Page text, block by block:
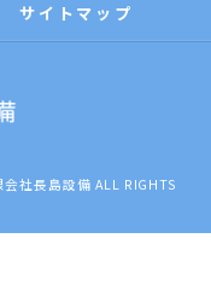
サイトマップ
社長島設備 ALL RIGHTS